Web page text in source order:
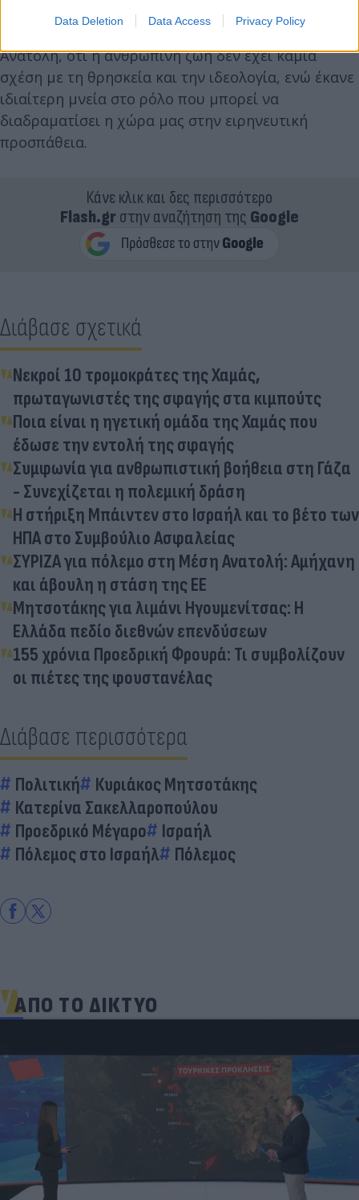
Data Deletion Data Access Privacy Policy
Από την πλευρά της, η Πρόεδρος της Δημοκρατίας,
υπογράμμισε σε σχέση με την ανάφλεξη στη Μέση
Ανατολή, ότι η ανθρώπινη ζωή δεν έχει καμία
σχέση με τη θρησκεία και την ιδεολογία, ενώ έκανε
ιδιαίτερη μνεία στο ρόλο που μπορεί να
διαδραματίσει η χώρα μας στην ειρηνευτική
προσπάθεια.
Κάνε κλικ και δες περισσότερο
Flash.grστην αναζήτηση της Google
Διάβασε σχετικά
Νεκροί 10 τρομοκράτες της Χαμάς,
πρωταγωνιστές της σφαγής στα κιμπούτς
Ποια είναι η ηγετική ομάδα της Χαμάς που
έδωσε την εντολή της σφαγής
Συμφωνία για ανθρωπιστική βοήθεια στη Γάζα
- Συνεχίζεται η πολεμική δράση
Η στήριξη Μπάιντεν στο Ισραήλ και το βέτο των
ΗΠΑ στο Συμβούλιο Ασφαλείας
ΣΥΡΙΖΑ για πόλεμο στη Μέση Ανατολή: Aμήχανη
και άβουλη η στάση της ΕΕ
Μητσοτάκης για λιμάνι Ηγουμενίτσας: Η
Ελλάδα πεδίο διεθνών επενδύσεων
155 χρόνια Προεδρική Φρουρά: Τι συμβολίζουν
οι πιέτες της φουστανέλας
Διάβασε περισσότερα
Πολιτική
Κυριάκος Μητσοτάκης
Κατερίνα Σακελλαροπούλου
Προεδρικό Μέγαρο
Ισραήλ
Πόλεμος στο Ισραήλ
Πόλεμος
ΑΠΟ ΤΟ ΔΙΚΤΥΟ